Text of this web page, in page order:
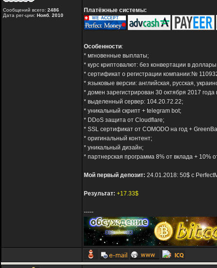
Сообщений всего: 2486
Дата рег-ции: Нояб. 2010
Платёжные системы:
Особенности:
* мгновенные выплаты;
* курс криптовалют: без конвертации в
* сертификат о регистрации компании:№
* языковые версии: английская, русская,
* домен зарегистрирован 30 октября 2017 года
* выделенный сервер: 104.20.72.22;
* уникальный скрипт + telegram bot;
* DDoS защита от Cloudflare;
* SSL сертификат от COMODO на год +
* оригинальный контент;
* уникальный дизайн;
* партнерская программа 8% от вклада + 10%
Мой первый депозит: 24.01.2018: 50$ с
Результат: +17.33$
-----